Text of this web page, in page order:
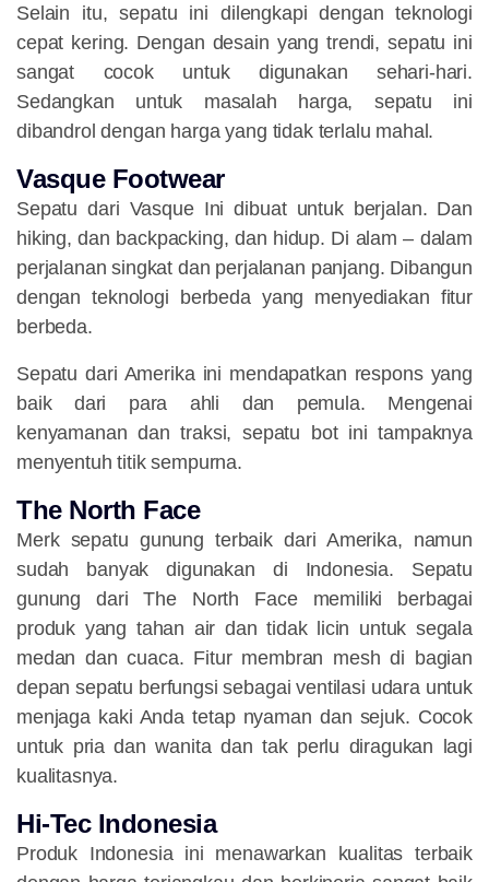
Selain itu, sepatu ini dilengkapi dengan teknologi
cepat kering. Dengan desain yang trendi, sepatu ini
sangat cocok untuk digunakan sehari-hari.
Sedangkan untuk masalah harga, sepatu ini
dibandrol dengan harga yang tidak terlalu mahal.
Vasque Footwear
Sepatu dari Vasque Ini dibuat untuk berjalan. Dan
hiking, dan backpacking, dan hidup. Di alam – dalam
perjalanan singkat dan perjalanan panjang. Dibangun
dengan teknologi berbeda yang menyediakan fitur
berbeda.
Sepatu dari Amerika ini mendapatkan respons yang
baik dari para ahli dan pemula. Mengenai
kenyamanan dan traksi, sepatu bot ini tampaknya
menyentuh titik sempurna.
The North Face
Merk sepatu gunung terbaik dari Amerika, namun
sudah banyak digunakan di Indonesia. Sepatu
gunung dari The North Face memiliki berbagai
produk yang tahan air dan tidak licin untuk segala
medan dan cuaca. Fitur membran mesh di bagian
depan sepatu berfungsi sebagai ventilasi udara untuk
menjaga kaki Anda tetap nyaman dan sejuk. Cocok
untuk pria dan wanita dan tak perlu diragukan lagi
kualitasnya.
Hi-Tec Indonesia
Produk Indonesia ini menawarkan kualitas terbaik